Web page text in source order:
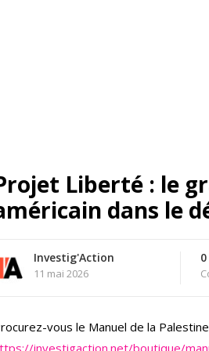
Liberté : le
dans le
Investig'Action
11 mai 2026
0
vous le Manuel de la Palestine
investigaction.net/boutique/